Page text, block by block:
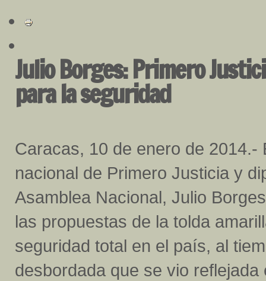
Julio Borges: Primero
para la seguridad
Caracas, 10 de enero de 2014.-
nacional de Primero Justicia y
Asamblea Nacional, Julio
las propuestas de la tolda
seguridad total en el país, al
desbordada que se vio